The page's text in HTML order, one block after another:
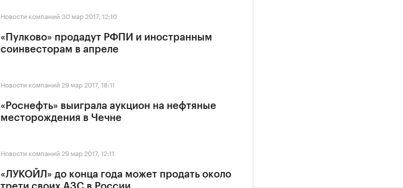
Новости компаний 30 мар 2017, 12:10
«Пулково» продадут РФПИ и иностранным
соинвесторам в апреле
Новости компаний 29 мар 2017, 18:11
«Роснефть» выиграла аукцион на нефтяные
месторождения в Чечне
Новости компаний 29 мар 2017, 12:11
«ЛУКОЙЛ» до конца года может продать около